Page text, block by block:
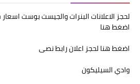
اضغط هنا
اضغط هنا لحجز اعلان رابط نصى
وادي السيليكون